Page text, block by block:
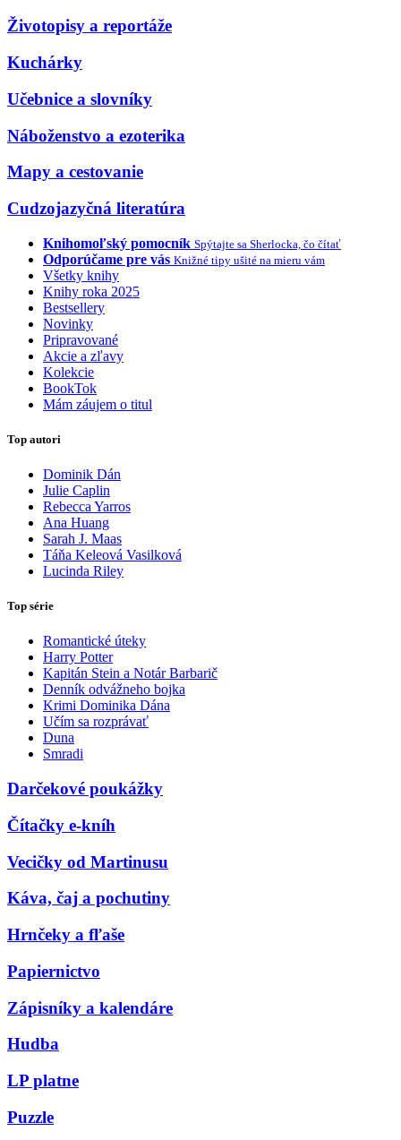
Životopisy a reportáže
Kuchárky
Učebnice a slovníky
Náboženstvo a ezoterika
Mapy a cestovanie
Cudzojazyčná literatúra
Knihomoľský pomocník Spýtajte sa Sherlocka, čo čítať
Odporúčame pre vás Knižné tipy ušité na mieru vám
Všetky knihy
Knihy roka 2025
Bestsellery
Novinky
Pripravované
Akcie a zľavy
Kolekcie
BookTok
Mám záujem o titul
Top autori
Dominik Dán
Julie Caplin
Rebecca Yarros
Ana Huang
Sarah J. Maas
Táňa Keleová Vasilková
Lucinda Riley
Top série
Romantické úteky
Harry Potter
Kapitán Stein a Notár Barbarič
Denník odvážneho bojka
Krimi Dominika Dána
Učím sa rozprávať
Duna
Smradi
Darčekové poukážky
Čítačky e-kníh
Vecičky od Martinusu
Káva, čaj a pochutiny
Hrnčeky a fľaše
Papiernictvo
Zápisníky a kalendáre
Hudba
LP platne
Puzzle